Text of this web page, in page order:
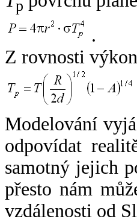
p
.
Z rovnosti
Modelování
odpovídat
samotný jejich
přesto nám
vzdálenosti od